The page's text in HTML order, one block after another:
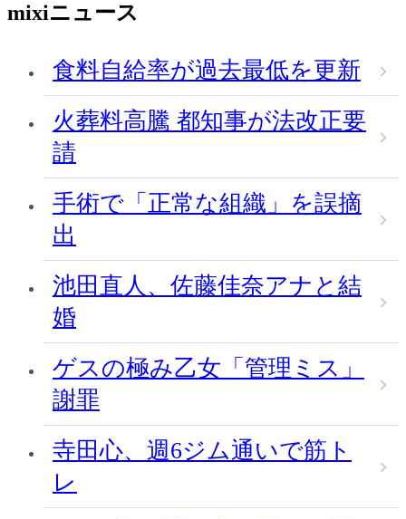
mixiニュース
食料自給率が過去最低を更新
火葬料高騰 都知事が法改正要
請
手術で「正常な組織」を誤摘
出
池田直人、佐藤佳奈アナと結
婚
ゲスの極み乙女「管理ミス」
謝罪
寺田心、週6ジム通いで筋ト
レ